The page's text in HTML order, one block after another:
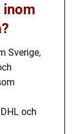
Sverige,
och